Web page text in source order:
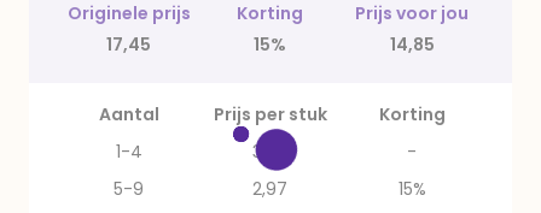
Originele prijs Korting
Prijs voor jou
17,45
15% 14,85
Aantal Prijs per stuk
Korting
1-4
3,49
-
5-9
2,97
15%